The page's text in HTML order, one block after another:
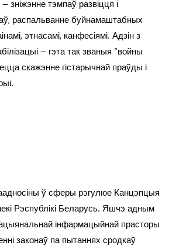
зніжэнне тэмпаў развіцця і
распальванне буйнамаштабных
этнасамі, канфесіямі. Адзін з
– гэта так званыя “войны
скажэнне гістарычнай праўды і
ў сферы рэгулюе Канцэпцыя
Рэспублікі Беларусь. Яшчэ адным
інфармацыйнай прасторы
законаў па пытаннях сродкаў